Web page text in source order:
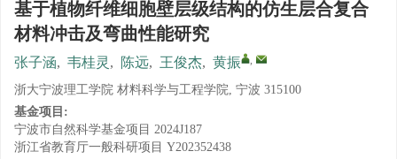
基于植物纤维细胞壁层级结构的仿生层合复合
材料冲击及弯曲性能研究
张子涵, 韦桂灵 , 陈远, 王俊杰, 黄振 ,
浙大宁波理工学院 材料科学与工程学院, 宁波 315100
基金项目:
宁波市自然科学基金项目 2024J187
浙江省教育厅一般科研项目 Y202352438